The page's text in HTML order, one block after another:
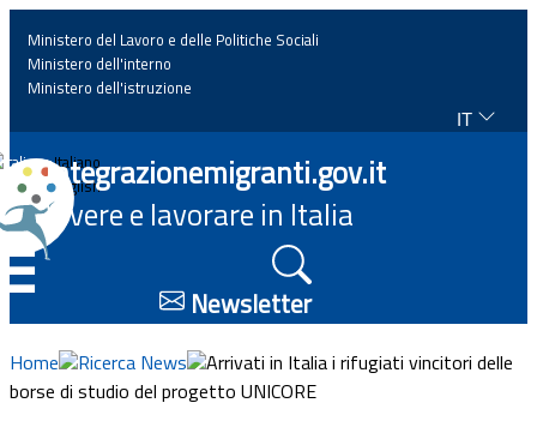
Home
News
Approfondimenti
Eventi
Ministero del Lavoro e delle Politiche Sociali
Ministero dell'interno
Ministero dell'istruzione
IT
Italiano
English
Integrazionemigranti.gov.it
Vivere e lavorare in Italia
Newsletter
Home Ricerca News
Arrivati in Italia i rifugiati vincitori delle
borse di studio del progetto UNICORE